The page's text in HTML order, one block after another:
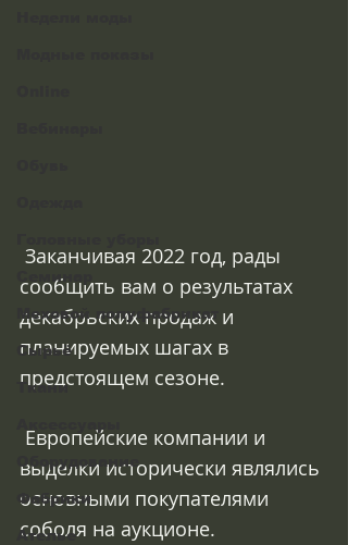
Семинар
Меховой полуфабрикат
Сырьё
Ткани
Оборудование
Фабрики
Ателье
сообщить вам о результатах
декабрьских продаж и
планируемых шагах в
предстоящем сезоне.
выделки исторически являлись
основными покупателями
соболя на аукционе.